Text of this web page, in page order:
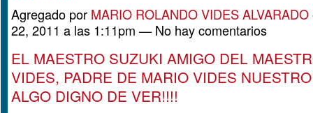
Agregado por MARIO ROLANDO VIDES ALVARADO
22, 2011 a las 1:11pm — No hay comentarios
EL MAESTRO SUZUKI AMIGO DEL
VIDES, PADRE DE MARIO VIDES
ALGO DIGNO DE VER!!!!